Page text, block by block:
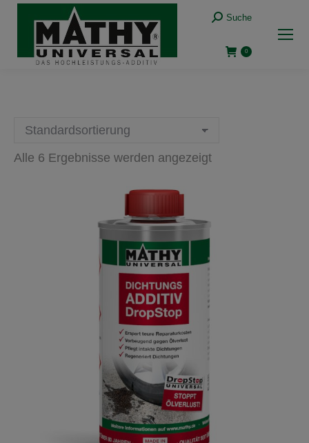
Suche:
Suche
0
Alle 6 Ergebnisse werden angezeigt